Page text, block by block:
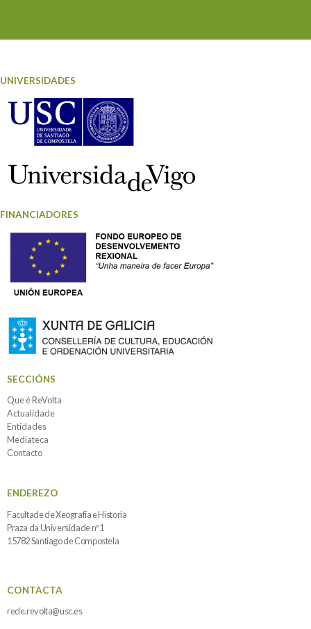
UNIVERSIDADES
FINANCIADORES
SECCIÓNS
Que é ReVolta
Actualidade
Entidades
Mediateca
Contacto
ENDEREZO
Facultade de Xeografía e Historia
Praza da Universidade nº 1
15782 Santiago de Compostela
CONTACTA
rede.revolta@usc.es